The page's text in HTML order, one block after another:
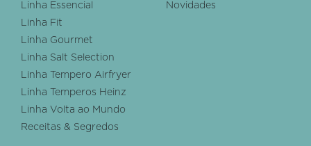
Linha Essencial
Linha Fit
Linha Gourmet
Linha Salt Selection
Linha Tempero Airfryer
Linha Temperos Heinz
Linha Volta ao Mundo
Receitas & Segredos
Novidades